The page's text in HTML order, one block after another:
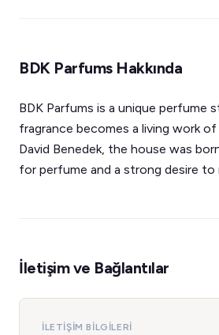
BDK Parfums Hakkında
BDK Parfums is a unique perfume
fragrance becomes a living work
David Benedek, the house was
for perfume and a strong desire
İletişim ve Bağlantılar
İLETIŞIM BILGILERI